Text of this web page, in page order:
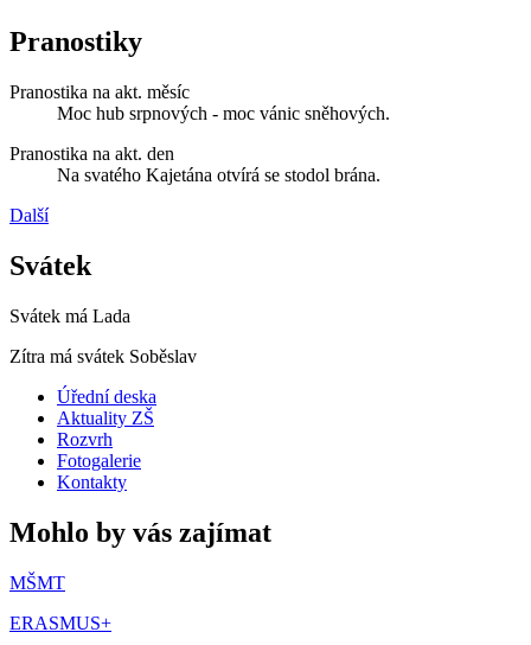
Pranostiky
Pranostika na akt. měsíc
Moc hub srpnových - moc vánic sněhových.
Pranostika na akt. den
Na svatého Kajetána otvírá se stodol brána.
Další
Svátek
Svátek má Lada
Zítra má svátek Soběslav
Úřední deska
Aktuality ZŠ
Rozvrh
Fotogalerie
Kontakty
Mohlo by vás zajímat
MŠMT
ERASMUS+